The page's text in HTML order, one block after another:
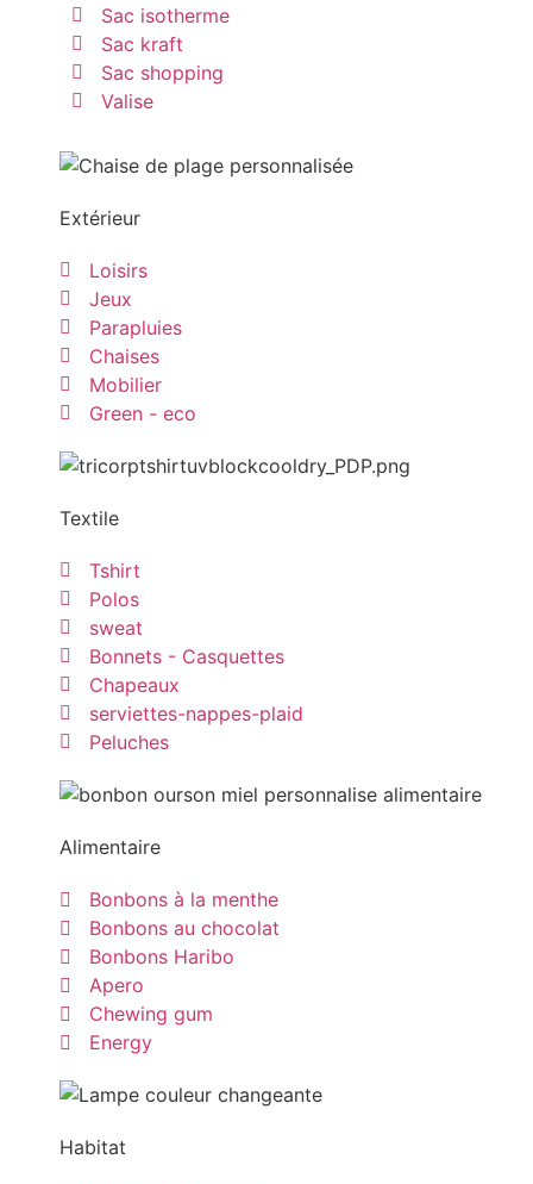
Sac isotherme
Sac kraft
Sac shopping
Valise
Extérieur
Loisirs
Jeux
Parapluies
Chaises
Mobilier
Green - eco
Textile
Tshirt
Polos
sweat
Bonnets - Casquettes
Chapeaux
serviettes-nappes-plaid
Peluches
Alimentaire
Bonbons à la menthe
Bonbons au chocolat
Bonbons Haribo
Apero
Chewing gum
Energy
Habitat